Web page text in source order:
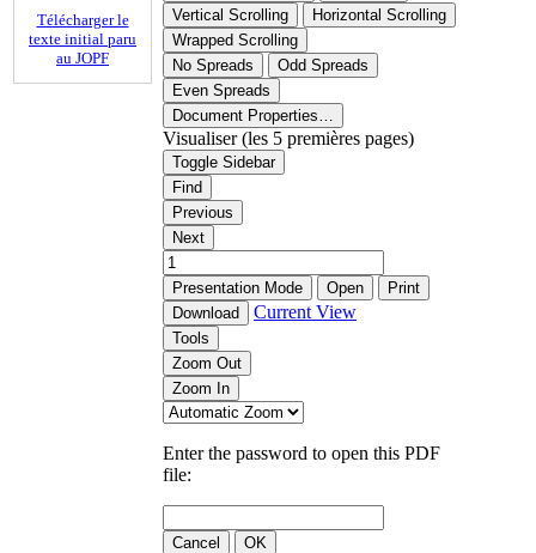
Télécharger le
texte initial paru
au JOPF
Vertical Scrolling
Horizontal Scrolling
Wrapped Scrolling
No Spreads
Odd Spreads
Even Spreads
Document Properties…
Visualiser (les 5 premières pages)
Toggle Sidebar
Find
Previous
Next
Presentation Mode Open
Print
Download
Current View
Tools
Zoom Out
Zoom In
Enter the password to open this PDF
file:
Cancel OK